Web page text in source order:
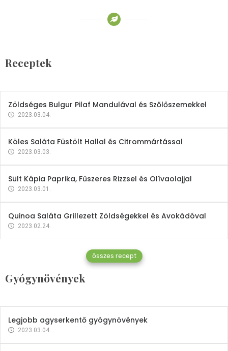
Receptek
2023.03.06.
Zöldséges Bulgur Pilaf Mandulával és Szőlőszemekkel
2023.03.04.
Köles Saláta Füstölt Hallal és Citrommártással
2023.03.03.
Sült Kápia Paprika, Fűszeres Rizzsel és Olívaolajjal
2023.03.01.
Quinoa Saláta Grillezett Zöldségekkel és Avokádóval
2023.02.24.
összes recept
Gyógynövények
Gyógynövények
Mindent a petrezselyemről
2023.12.21.
Legjobb agyserkentő gyógynövények
2023.03.04.